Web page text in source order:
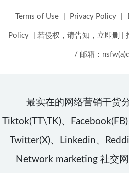
Terms of Use Privacy Policy
Policy 若侵权，请告知，立即删
/ 邮箱：
最实在的网络营销干货
Tiktok(TT\TK)、Facebook(FB)
Twitter(X)、Linkedin、
Network marketing 社交网